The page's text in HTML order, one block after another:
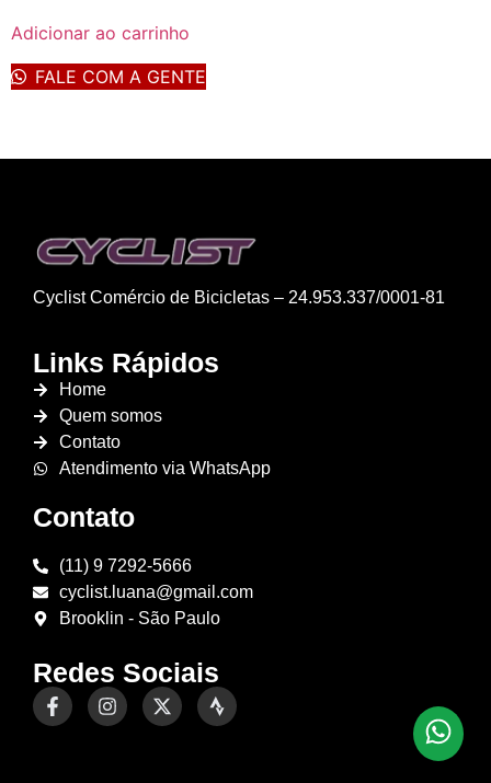
Adicionar ao carrinho
FALE COM A GENTE
Cyclist Comércio de Bicicletas – 24.953.337/0001-81
Links Rápidos
Home
Quem somos
Contato
Atendimento via WhatsApp
Contato
(11) 9 7292-5666
cyclist.luana@gmail.com
Brooklin - São Paulo
Redes Sociais